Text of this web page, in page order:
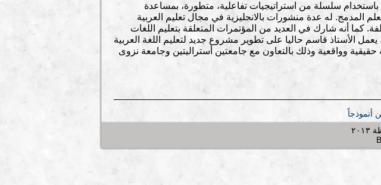
باستخدام سلسلة من استراتيجيات تفاعلية، متطورة، بمساعدة
المدمج. له عدة منشورات بالانجليزية في مجال تعليم العربية
كما أنه شارك في العديد من المؤتمرات المتعلقة بتعليم اللغات
الأستاذ قاسم حاليا على تطوير مشروع جديد لتعليم اللغة العربية
حقيقية وواقعية وذلك بالتعاون مع جامعتين أستراليتين وجامعة نزوى
أنموذجاً